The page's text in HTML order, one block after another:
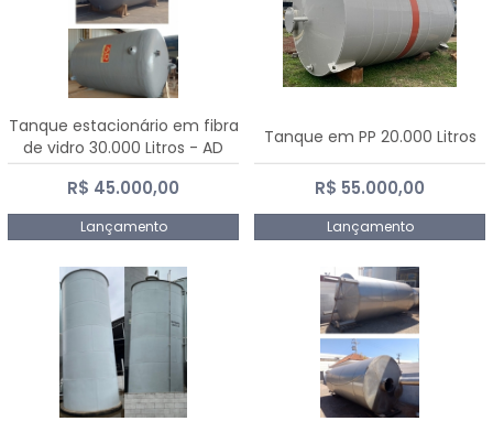
Tanque estacionário em fibra
de vidro 30.000 Litros - AD
Fibras
R$ 45.000,00
Lançamento
Tanque em PP 20.000 Litros
R$ 55.000,00
Lançamento